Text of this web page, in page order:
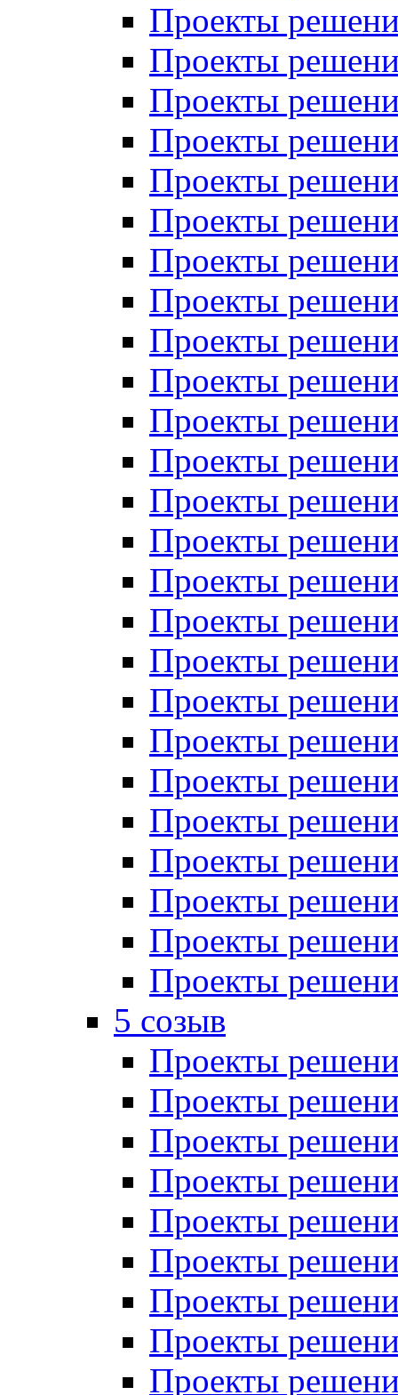
Проекты
Проекты
Проекты
Проекты
Проекты
Проекты
Проекты
Проекты
Проекты
Проекты
Проекты
Проекты
Проекты
Проекты
Проекты
Проекты
Проекты
Проекты
Проекты
Проекты
Проекты
Проекты
Проекты
Проекты
Проекты
5 созыв
Проекты
Проекты
Проекты
Проекты
Проекты
Проекты
Проекты
Проекты
Проекты